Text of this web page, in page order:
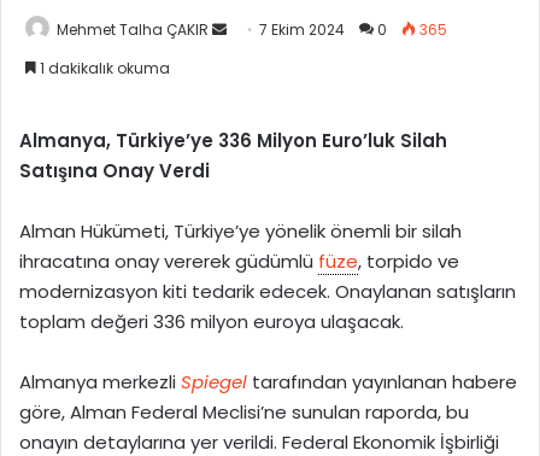
Mehmet Talha ÇAKIR
-
s
t
a
g
n
d
e
7 Ekim 2024 0
365
1 dakikalık okuma
Almanya, Türkiye’ye 336 Milyon Euro’luk Silah
Satışına Onay Verdi
Alman Hükümeti, Türkiye’ye yönelik önemli bir silah
ihracatına onay vererek güdümlü füze, torpido ve
modernizasyon kiti tedarik edecek. Onaylanan satışların
toplam değeri 336 milyon euroya ulaşacak.
Almanya merkezliSpiegel tarafından yayınlanan habere
göre, Alman Federal Meclisi’ne sunulan raporda, bu
onayın detaylarına yer verildi. Federal Ekonomik İşbirliği